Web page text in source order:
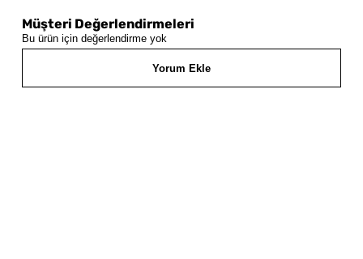
Müşteri Değerlendirmeleri
Bu ürün için değerlendirme yok
Yorum Ekle